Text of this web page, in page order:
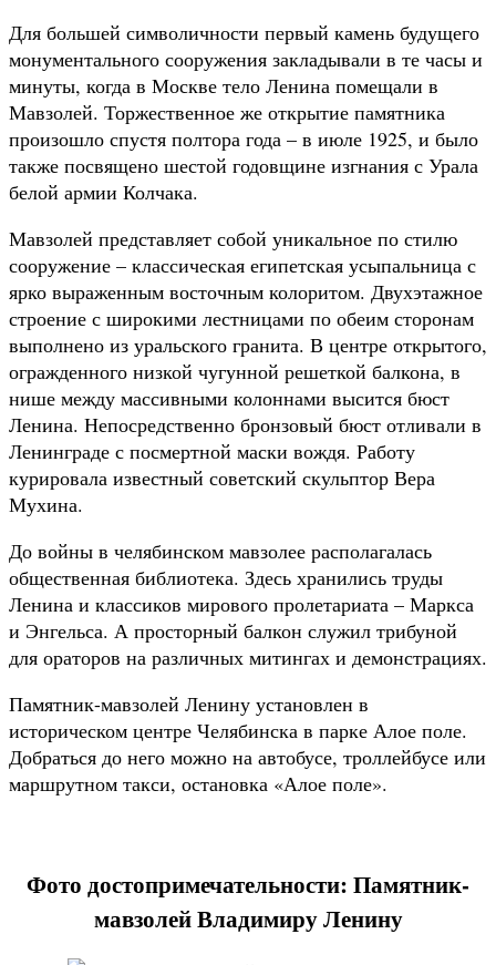
Для большей символичности первый камень будущего
монументального сооружения закладывали в те часы и
минуты, когда в Москве тело Ленина помещали в
Мавзолей. Торжественное же открытие памятника
произошло спустя полтора года – в июле 1925, и было
также посвящено шестой годовщине изгнания с Урала
белой армии Колчака.
Мавзолей представляет собой уникальное по стилю
сооружение – классическая египетская усыпальница с
ярко выраженным восточным колоритом. Двухэтажное
строение с широкими лестницами по обеим сторонам
выполнено из уральского гранита. В центре открытого,
огражденного низкой чугунной решеткой балкона, в
нише между массивными колоннами высится бюст
Ленина. Непосредственно бронзовый бюст отливали в
Ленинграде с посмертной маски вождя. Работу
курировала известный советский скульптор Вера
Мухина.
До войны в челябинском мавзолее располагалась
общественная библиотека. Здесь хранились труды
Ленина и классиков мирового пролетариата – Маркса
и Энгельса. А просторный балкон служил трибуной
для ораторов на различных митингах и демонстрациях.
Памятник-мавзолей Ленину установлен в
историческом центре Челябинска в парке Алое поле.
Добраться до него можно на автобусе, троллейбусе или
маршрутном такси, остановка «Алое поле».
Фото достопримечательности: Памятник-
мавзолей Владимиру Ленину